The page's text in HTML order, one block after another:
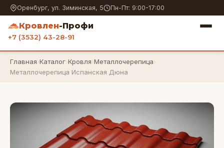
Оренбург, ул. Зиминская, 5 Пн-Пт: 9:00-17:00
Кровлен-Профи
+7 (3532) 43-28-91
Главная›Каталог›Кровля›Металлочерепица›
Металлочерепица Испанская Дюна